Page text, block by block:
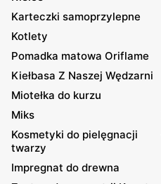
Karteczki samoprzylepne
Kotlety
Pomadka matowa Oriflame
Kiełbasa Z Naszej Wędzarni
Miotełka do kurzu
Miks
Kosmetyki do pielęgnacji
twarzy
Impregnat do drewna